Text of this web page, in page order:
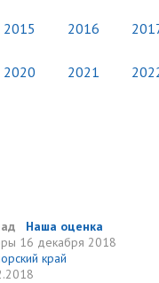
2015 2016
2020 2021
Наша оценка
16 декабря 2018
край